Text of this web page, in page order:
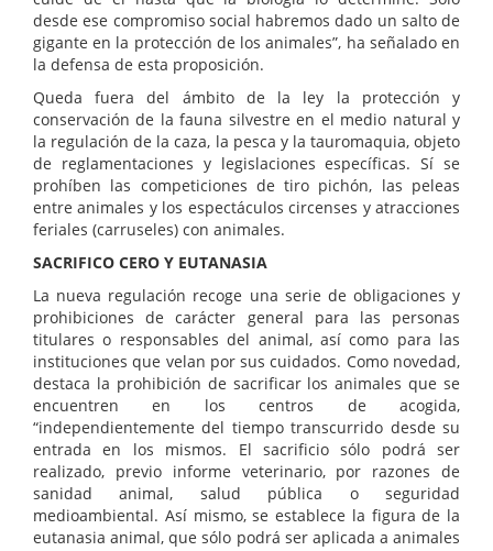
desde ese compromiso social habremos dado un salto de
gigante en la protección de los animales”, ha señalado en
la defensa de esta proposición.
Queda fuera del ámbito de la ley la protección y
conservación de la fauna silvestre en el medio natural y
la regulación de la caza, la pesca y la tauromaquia, objeto
de reglamentaciones y legislaciones específicas. Sí se
prohíben las competiciones de tiro pichón, las peleas
entre animales y los espectáculos circenses y atracciones
feriales (carruseles) con animales.
SACRIFICO CERO Y EUTANASIA
La nueva regulación recoge una serie de obligaciones y
prohibiciones de carácter general para las personas
titulares o responsables del animal, así como para las
instituciones que velan por sus cuidados. Como novedad,
destaca la prohibición de sacrificar los animales que se
encuentren en los centros de acogida,
“independientemente del tiempo transcurrido desde su
entrada en los mismos. El sacrificio sólo podrá ser
realizado, previo informe veterinario, por razones de
sanidad animal, salud pública o seguridad
medioambiental. Así mismo, se establece la figura de la
eutanasia animal, que sólo podrá ser aplicada a animales